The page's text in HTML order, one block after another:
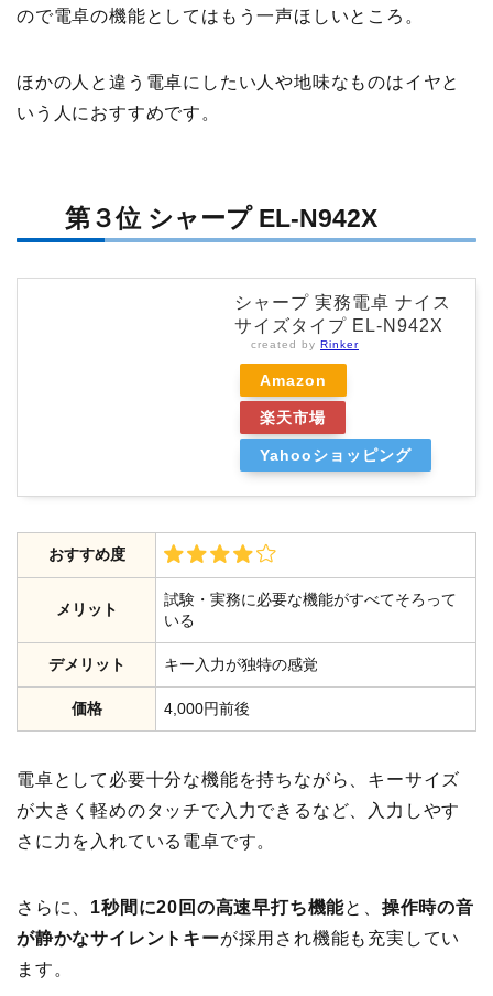
ので電卓の機能としてはもう一声ほしいところ。
ほかの人と違う電卓にしたい人や地味なものはイヤと
いう人におすすめです。
第３位 シャープ EL-N942X
シャープ 実務電卓 ナイス
サイズタイプ EL-N942X
created by Rinker
Amazon
楽天市場
Yahooショッピング
おすすめ度
メリット
試験・実務に必要な機能がすべてそろって
いる
デメリット キー入力が独特の感覚
価格 4,000円前後
電卓として必要十分な機能を持ちながら、キーサイズ
が大きく軽めのタッチで入力できるなど、入力しやす
さに力を入れている電卓です。
さらに、 1秒間に20回の高速早打ち機能と、 操作時の音
が静かなサイレントキーが採用され機能も充実してい
ます。